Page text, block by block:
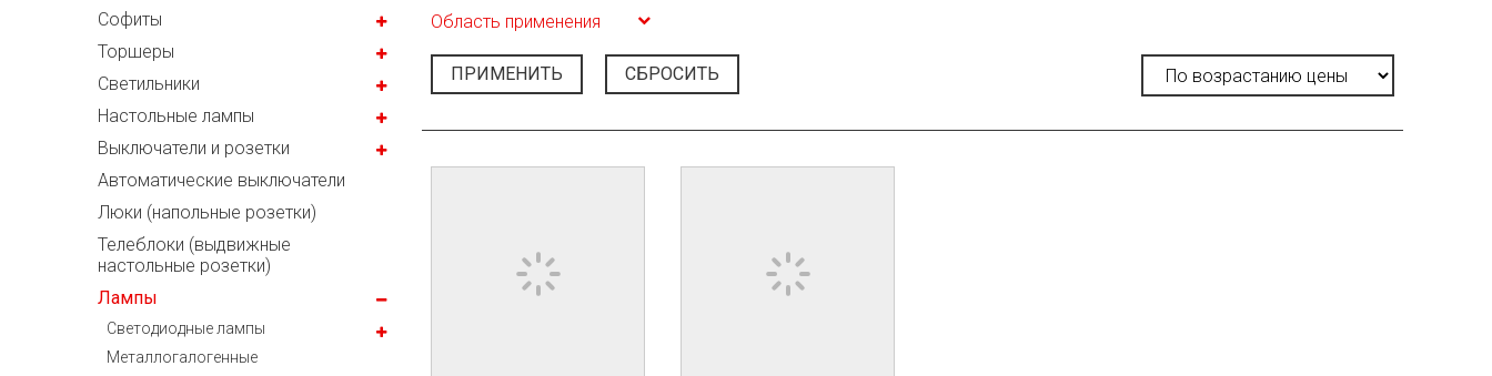
Софиты
Торшеры
Светильники
Настольные лампы
Выключатели и розетки
Автоматические выключатели
Люки (напольные розетки)
Телеблоки (выдвижные
настольные розетки)
Лампы
Светодиодные лампы
Металлогалогенные
Область применения
ПРИМЕНИТЬ СБРОСИТЬ